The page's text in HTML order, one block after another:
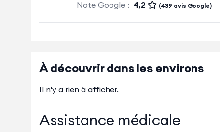
Note Google : 4,2 (439 avis Google)
À découvrir dans les environs
Il n'y a rien à afficher.
Assistance médicale